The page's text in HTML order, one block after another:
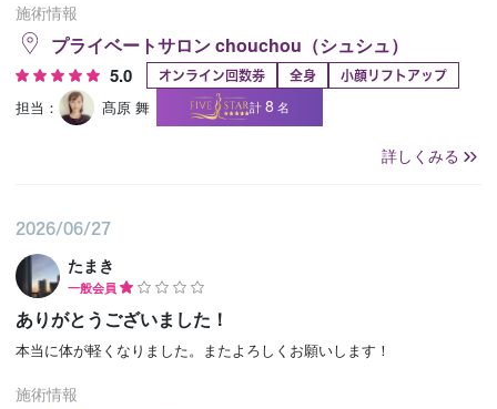
施術情報
プライベートサロン chouchou（シュシュ）
5.0 オンライン回数券 全身 小顔リフトアップ
担当： 髙原 舞 計 8 名
詳しくみる
2026/06/27
たまき
一般会員
ありがとうございました！
本当に体が軽くなりました。またよろしくお願いします！
施術情報